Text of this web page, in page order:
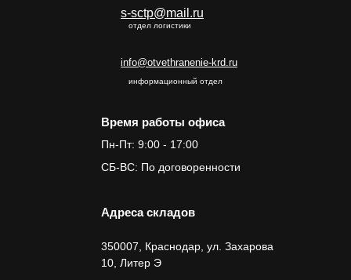
s-sctp@mail.ru
350007, Краснодар, ул. Захарова
10, Литер Э
Время работы офиса
info@otvethranenie-krd.ru
отдел логистики
информационный отдел
Пн-Пт: 9:00 - 17:00
СБ-ВС: По договоренности
Адреса складов